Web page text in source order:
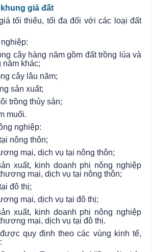
giá đất
tối thiểu, tối đa đối với các loại đất
cây hàng năm gồm đất trồng lúa và
năm khác;
cây lâu năm;
sản xuất;
trồng thủy sản;
muối.
nghiệp:
nông thôn;
mại, dịch vụ tại nông thôn;
xuất, kinh doanh phi nông nghiệp
mại, dịch vụ tại nông thôn;
đô thị;
ng mại, dịch vụ tại đô thị;
xuất, kinh doanh phi nông nghiệp
mại, dịch vụ tại đô thị.
quy định theo các vùng kinh tế,